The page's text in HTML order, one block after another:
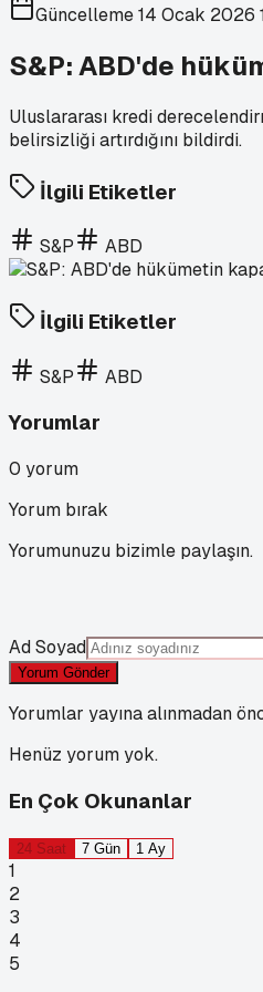
Güncelleme14 Ocak 2026
S&P: ABD'de
Uluslararası kredi
belirsizliği artırdığını bildirdi.
İlgili Etiketler
S&P ABD
İlgili Etiketler
S&P ABD
Yorumlar
0 yorum
Yorum bırak
Yorumunuzu bizimle paylaşın.
Ad Soyad
Yorum Gönder
Yorumlar yayına alınmadan
Henüz yorum yok.
En Çok Okunanlar
24 Saat 7 Gün 1 Ay
1
2
3
4
5